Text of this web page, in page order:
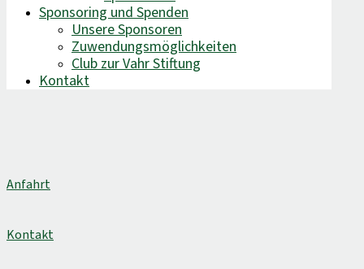
Sponsoring und Spenden
Unsere Sponsoren
Zuwendungsmöglichkeiten
Club zur Vahr Stiftung
Kontakt
Anfahrt
Kontakt